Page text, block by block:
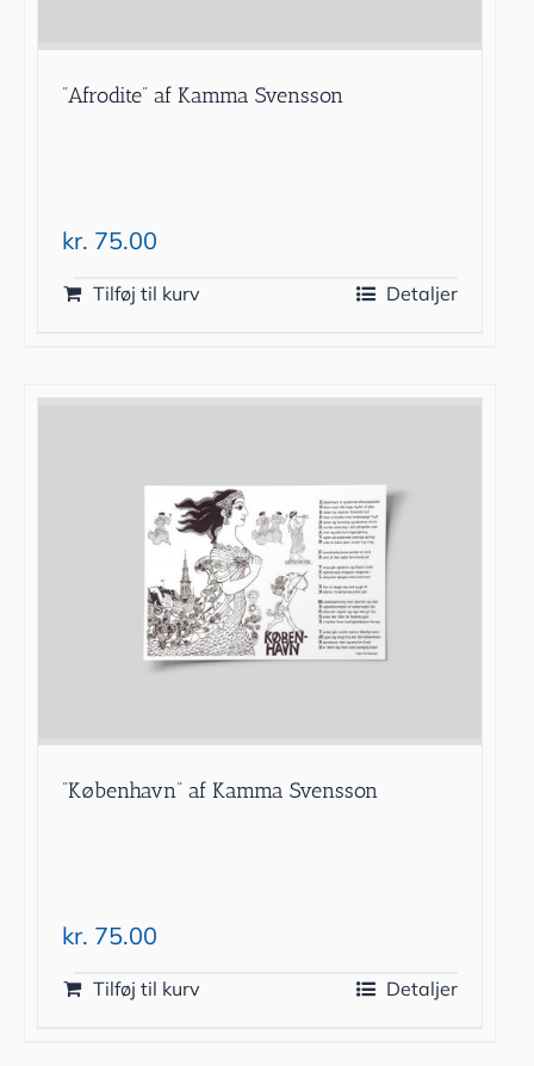
”Afrodite” af Kamma Svensson
kr. 75.00
Tilføj til kurv Detaljer
”København” af Kamma Svensson
kr. 75.00
Tilføj til kurv Detaljer